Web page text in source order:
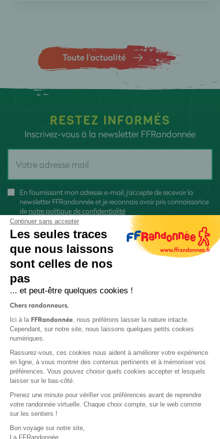
Toute l’actualité
RESTEZ INFORMÉS
Inscrivez-vous à la newsletter FFRandonnée
En fournissant mon adresse e-mail, j'accepte de recevoir la
newsletter FFRandonnée et je reconnais avoir pris connaissance
de notre politique de confidentialité
Protection des données
Politique de confidentialité
Continuer sans accepter
Les seules traces
que nous laissons
sont celles de nos
pas
... et peut-être quelques cookies !
Chers randonneurs,
Ici à la FFRandonnée, nous préférons laisser la nature intacte.
Cependant, sur notre site, nous laissons quelques petits cookies
numériques.
Rassurez-vous, ces cookies nous aident à améliorer votre expérience
en ligne, à vous montrer des contenus pertinents et à mémoriser vos
préférences. Vous pouvez choisir quels cookies accepter et lesquels
laisser sur le bas-côté.
Prenez une minute pour vérifier vos préférences avant de reprendre
votre randonnée virtuelle. Chaque choix compte, sur le web comme
sur les sentiers !
Bon voyage sur notre site,
La FFRandonnée